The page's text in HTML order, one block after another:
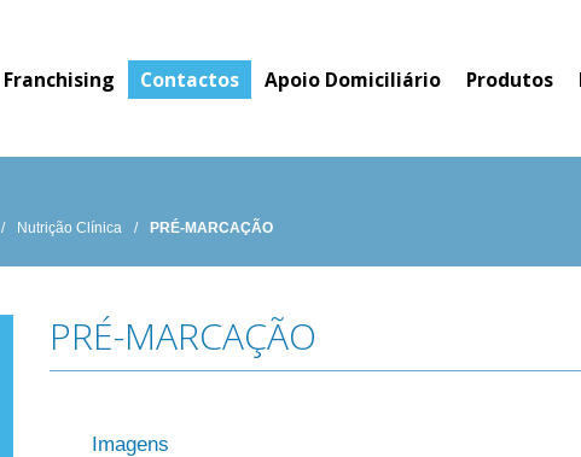
Franchising Contactos Apoio Domiciliário Produtos
/ Nutrição Clínica / PRÉ-MARCAÇÃO
PRÉ-MARCAÇÃO
Imagens